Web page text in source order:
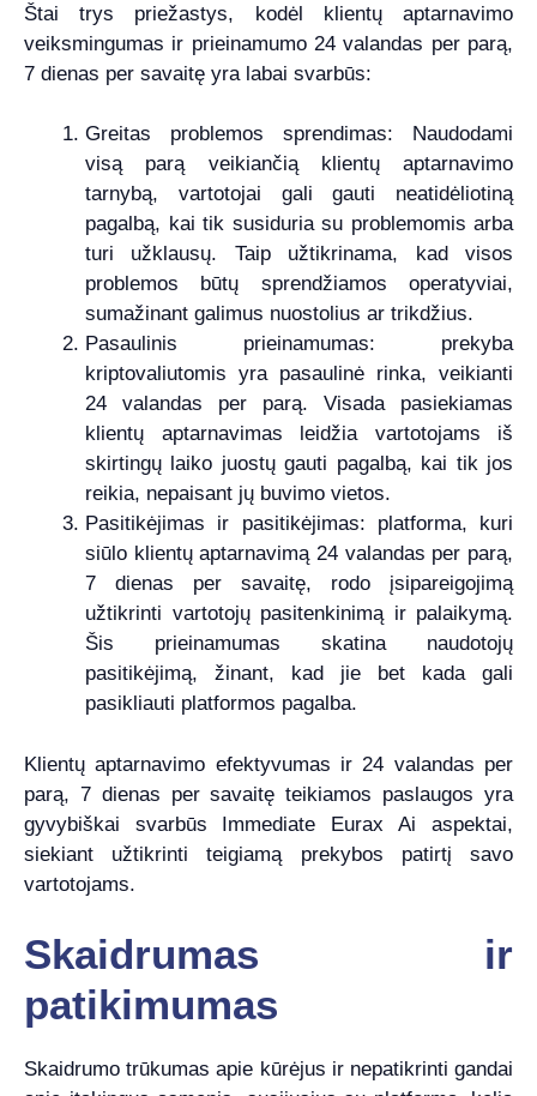
Štai trys priežastys, kodėl klientų aptarnavimo
veiksmingumas ir prieinamumo 24 valandas per parą,
7 dienas per savaitę yra labai svarbūs:
Greitas problemos sprendimas: Naudodami
visą parą veikiančią klientų aptarnavimo
tarnybą, vartotojai gali gauti neatidėliotiną
pagalbą, kai tik susiduria su problemomis arba
turi užklausų. Taip užtikrinama, kad visos
problemos būtų sprendžiamos operatyviai,
sumažinant galimus nuostolius ar trikdžius.
Pasaulinis prieinamumas: prekyba
kriptovaliutomis yra pasaulinė rinka, veikianti
24 valandas per parą. Visada pasiekiamas
klientų aptarnavimas leidžia vartotojams iš
skirtingų laiko juostų gauti pagalbą, kai tik jos
reikia, nepaisant jų buvimo vietos.
Pasitikėjimas ir pasitikėjimas: platforma, kuri
siūlo klientų aptarnavimą 24 valandas per parą,
7 dienas per savaitę, rodo įsipareigojimą
užtikrinti vartotojų pasitenkinimą ir palaikymą.
Šis prieinamumas skatina naudotojų
pasitikėjimą, žinant, kad jie bet kada gali
pasikliauti platformos pagalba.
Klientų aptarnavimo efektyvumas ir 24 valandas per
parą, 7 dienas per savaitę teikiamos paslaugos yra
gyvybiškai svarbūs Immediate Eurax Ai aspektai,
siekiant užtikrinti teigiamą prekybos patirtį savo
vartotojams.
Skaidrumas ir
patikimumas
Skaidrumo trūkumas apie kūrėjus ir nepatikrinti gandai